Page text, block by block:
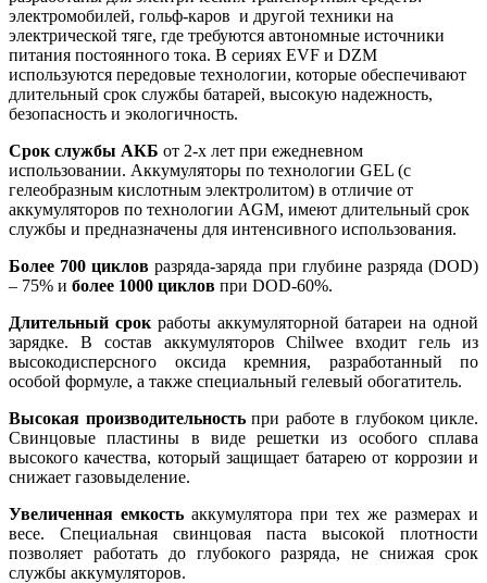
электромобилей, гольф-каров и другой техники на
электрической тяге, где требуются автономные источники
питания постоянного тока. В сериях EVF и DZM
используются передовые технологии, которые обеспечивают
длительный срок службы батарей, высокую надежность,
безопасность и экологичность.
Срок службы АКБ от 2-х лет при ежедневном
использовании. Аккумуляторы по технологии GEL (с
гелеобразным кислотным электролитом) в отличие от
аккумуляторов по технологии AGM, имеют длительный срок
службы и предназначены для интенсивного использования.
Более 700 циклов разряда-заряда при глубине разряда (DOD)
– 75% и более 1000 циклов при DOD-60%.
Длительный срокработы аккумуляторной батареи на одной
зарядке. В состав аккумуляторов Chilwee входит гель из
высокодисперсного оксида кремния, разработанный по
особой формуле, а также специальный гелевый обогатитель.
Высокая производительностьпри работе в глубоком цикле.
Свинцовые пластины в виде решетки из особого сплава
высокого качества, который защищает батарею от коррозии и
снижает газовыделение.
Увеличенная емкость аккумулятора при тех же размерах и
весе. Специальная свинцовая паста высокой плотности
позволяет работать до глубокого разряда, не снижая срок
службы аккумуляторов.